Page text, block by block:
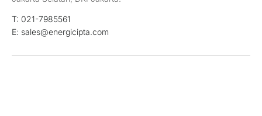
T: 021-7985561
E: sales@energicipta.com